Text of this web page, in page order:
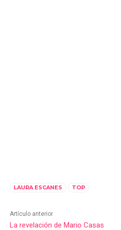
LAURA ESCANES TOP
Artículo anterior
La revelación de Mario Casas